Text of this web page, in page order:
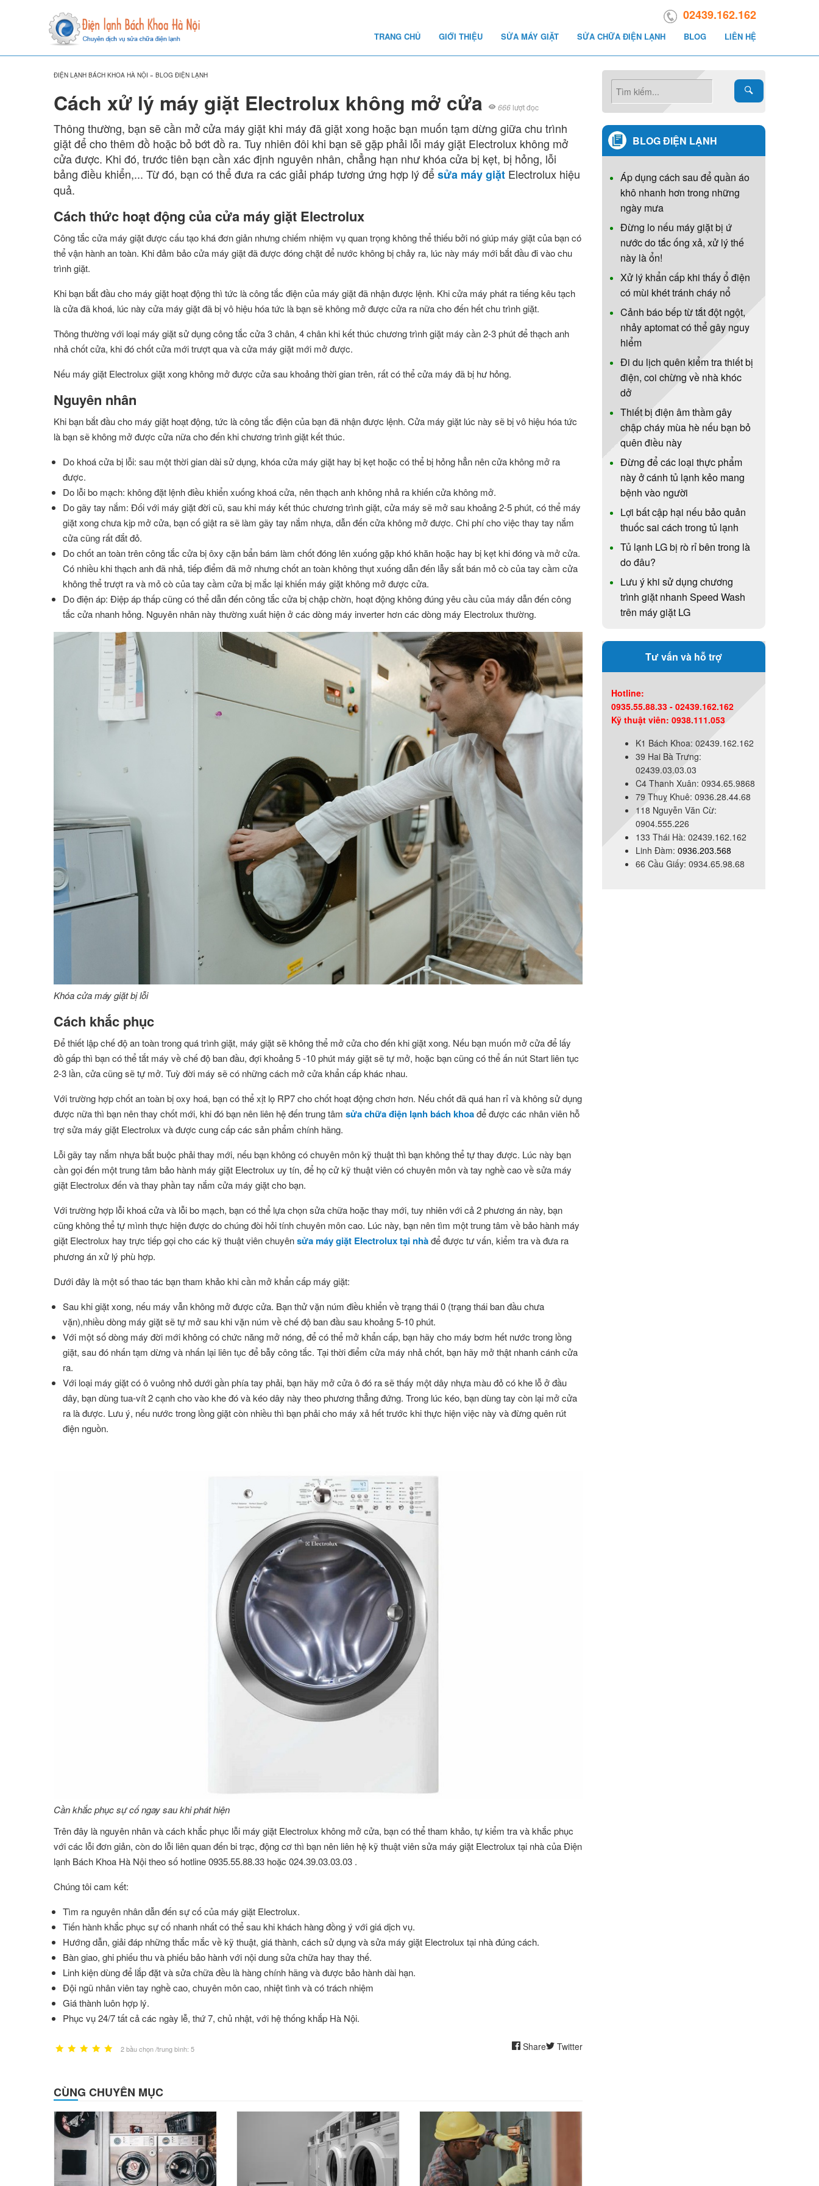
02439.162.162
TRANG CHỦ GIỚI THIỆU SỬA MÁY GIẶT SỬA CHỮA ĐIỆN LẠNH BLOG LIÊN HỆ
ĐIỆN LẠNH BÁCH KHOA HÀ NỘI » BLOG ĐIỆN LẠNH
Cách xử lý máy giặt Electrolux không mở cửa 666 lượt đọc
Thông thường, bạn sẽ cần mở cửa máy giặt khi máy đã giặt xong hoặc bạn muốn tạm dừng giữa chu trình
giặt để cho thêm đồ hoặc bỏ bớt đồ ra. Tuy nhiên đôi khi bạn sẽ gặp phải lỗi máy giặt Electrolux không mở
cửa được. Khi đó, trước tiên bạn cần xác định nguyên nhân, chẳng hạn như khóa cửa bị kẹt, bị hỏng, lỗi
bảng điều khiển,... Từ đó, bạn có thể đưa ra các giải pháp tương ứng hợp lý đểsửa máy giặt Electrolux hiệu
quả.
Cách thức hoạt động của cửa máy giặt Electrolux
Công tắc cửa máy giặt được cấu tạo khá đơn giản nhưng chiếm nhiệm vụ quan trọng không thể thiếu bởi nó giúp máy giặt của bạn có
thể vận hành an toàn. Khi đảm bảo cửa máy giặt đã được đóng chặt để nước không bị chảy ra, lúc này máy mới bắt đầu đi vào chu
trình giặt.
Khi bạn bắt đầu cho máy giặt hoạt động thì tức là công tắc điện của máy giặt đã nhận được lệnh. Khi cửa máy phát ra tiếng kêu tạch
là cửa đã khoá, lúc này cửa máy giặt đã bị vô hiệu hóa tức là bạn sẽ không mở được cửa ra nữa cho đến hết chu trình giặt.
Thông thường với loại máy giặt sử dụng công tắc cửa 3 chân, 4 chân khi kết thúc chương trình giặt máy cần 2-3 phút để thạch anh
nhả chốt cửa, khi đó chốt cửa mới trượt qua và cửa máy giặt mới mở được.
Nếu máy giặt Electrolux giặt xong không mở được cửa sau khoảng thời gian trên, rất có thể cửa máy đã bị hư hỏng.
Nguyên nhân
Khi bạn bắt đầu cho máy giặt hoạt động, tức là công tắc điện của bạn đã nhận được lệnh. Cửa máy giặt lúc này sẽ bị vô hiệu hóa tức
là bạn sẽ không mở được cửa nữa cho đến khi chương trình giặt kết thúc.
Do khoá cửa bị lỗi: sau một thời gian dài sử dụng, khóa cửa máy giặt hay bị kẹt hoặc có thể bị hỏng hẳn nên cửa không mở ra
được.
Do lỗi bo mạch: không đặt lệnh điều khiển xuống khoá cửa, nên thạch anh không nhả ra khiến cửa không mở.
Do gãy tay nắm: Đối với máy giặt đời cũ, sau khi máy kết thúc chương trình giặt, cửa máy sẽ mở sau khoảng 2-5 phút, có thể máy
giặt xong chưa kịp mở cửa, bạn cố giật ra sẽ làm gãy tay nắm nhựa, dẫn đến cửa không mở được. Chi phí cho việc thay tay nắm
cửa cũng rất đắt đỏ.
Do chốt an toàn trên công tắc cửa bị ôxy cặn bẩn bám làm chốt đóng lên xuống gặp khó khăn hoặc hay bị kẹt khi đóng và mở cửa.
Có nhiều khi thạch anh đã nhả, tiếp điểm đã mở nhưng chốt an toàn không thụt xuống dẫn đến lẫy sắt bán mỏ cò của tay cầm cửa
không thể trượt ra và mỏ cò của tay cầm cửa bị mắc lại khiến máy giặt không mở được cửa.
Do điện áp: Điệp áp thấp cũng có thể dẫn đến công tắc cửa bị chập chờn, hoạt động không đúng yêu cầu của máy dẫn đến công
tắc cửa nhanh hỏng. Nguyên nhân này thường xuất hiện ở các dòng máy inverter hơn các dòng máy Electrolux thường.
Khóa cửa máy giặt bị lỗi
Cách khắc phục
Để thiết lập chế độ an toàn trong quá trình giặt, máy giặt sẽ không thể mở cửa cho đến khi giặt xong. Nếu bạn muốn mở cửa để lấy
đồ gấp thì bạn có thể tắt máy về chế độ ban đầu, đợi khoảng 5 -10 phút máy giặt sẽ tự mở, hoặc bạn cũng có thể ấn nút Start liên tục
2-3 lần, cửa cũng sẽ tự mở. Tuỳ đời máy sẽ có những cách mở cửa khẩn cấp khác nhau.
Với trường hợp chốt an toàn bị oxy hoá, bạn có thể xịt lọ RP7 cho chốt hoạt động chơn hơn. Nếu chốt đã quá han rỉ và không sử dụng
được nữa thì bạn nên thay chốt mới, khi đó bạn nên liên hệ đến trung tâm sửa chữa điện lạnh bách khoađể được các nhân viên hỗ
trợ sửa máy giặt Electrolux và được cung cấp các sản phẩm chính hãng.
Lỗi gãy tay nắm nhựa bắt buộc phải thay mới, nếu bạn không có chuyên môn kỹ thuật thì bạn không thể tự thay được. Lúc này bạn
cần gọi đến một trung tâm bảo hành máy giặt Electrolux uy tín, để họ cử kỹ thuật viên có chuyên môn và tay nghề cao về sửa máy
giặt Electrolux đến và thay phần tay nắm cửa máy giặt cho bạn.
Với trường hợp lỗi khoá cửa và lỗi bo mạch, bạn có thể lựa chọn sửa chữa hoặc thay mới, tuy nhiên với cả 2 phương án này, bạn
cũng không thể tự mình thực hiện được do chúng đòi hỏi tính chuyên môn cao. Lúc này, bạn nên tìm một trung tâm về bảo hành máy
giặt Electrolux hay trực tiếp gọi cho các kỹ thuật viên chuyênsửa máy giặt Electrolux tại nhàđể được tư vấn, kiểm tra và đưa ra
phương án xử lý phù hợp.
Dưới đây là một số thao tác bạn tham khảo khi cần mở khẩn cấp máy giặt:
Sau khi giặt xong, nếu máy vẫn không mở được cửa. Bạn thử vặn núm điều khiển về trạng thái 0 (trạng thái ban đầu chưa
vặn),nhiều dòng máy giặt sẽ tự mở sau khi vặn núm về chế độ ban đầu sau khoảng 5-10 phút.
Với một số dòng máy đời mới không có chức năng mở nóng, để có thể mở khẩn cấp, bạn hãy cho máy bơm hết nước trong lồng
giặt, sau đó nhấn tạm dừng và nhấn lại liên tục để bẫy công tắc. Tại thời điểm cửa máy nhả chốt, bạn hãy mở thật nhanh cánh cửa
ra.
Với loại máy giặt có ô vuông nhỏ dưới gần phía tay phải, bạn hãy mở cửa ô đó ra sẽ thấy một dây nhựa màu đỏ có khe lỗ ở đầu
dây, bạn dùng tua-vít 2 cạnh cho vào khe đó và kéo dây này theo phương thẳng đứng. Trong lúc kéo, bạn dùng tay còn lại mở cửa
ra là được. Lưu ý, nếu nước trong lồng giặt còn nhiều thì bạn phải cho máy xả hết trước khi thực hiện việc này và đừng quên rút
điện nguồn.
Cần khắc phục sự cố ngay sau khi phát hiện
Trên đây là nguyên nhân và cách khắc phục lỗi máy giặt Electrolux không mở cửa, bạn có thể tham khảo, tự kiểm tra và khắc phục
với các lỗi đơn giản, còn do lỗi liên quan đến bi trạc, động cơ thì bạn nên liên hệ kỹ thuật viên sửa máy giặt Electrolux tại nhà của Điện
lạnh Bách Khoa Hà Nội theo số hotline0935.55.88.33 hoặc 024.39.03.03.03 .
Chúng tôi cam kết:
Tìm ra nguyên nhân dẫn đến sự cố của máy giặt Electrolux.
Tiến hành khắc phục sự cố nhanh nhất có thể sau khi khách hàng đồng ý với giá dịch vụ.
Hướng dẫn, giải đáp những thắc mắc về kỹ thuật, giá thành, cách sử dụng và sửa máy giặt Electrolux tại nhà đúng cách.
Bàn giao, ghi phiếu thu và phiếu bảo hành với nội dung sửa chữa hay thay thế.
Linh kiện dùng để lắp đặt và sửa chữa đều là hàng chính hãng và được bảo hành dài hạn.
Đội ngũ nhân viên tay nghề cao, chuyên môn cao, nhiệt tình và có trách nhiệm
Giá thành luôn hợp lý.
Phục vụ 24/7 tất cả các ngày lễ, thứ 7, chủ nhật, với hệ thống khắp Hà Nội.
2 bầu chọn /trung bình: 5 Share Twitter
CÙNG CHUYÊN MỤC
BLOG ĐIỆN LẠNH
Áp dụng cách sau để quần áo
khô nhanh hơn trong những
ngày mưa
Đừng lo nếu máy giặt bị ứ
nước do tắc ống xả, xử lý thế
này là ổn!
Xử lý khẩn cấp khi thấy ổ điện
có mùi khét tránh cháy nổ
Cảnh báo bếp từ tắt đột ngột,
nhảy aptomat có thể gây nguy
hiểm
Đi du lịch quên kiểm tra thiết bị
điện, coi chừng về nhà khóc
dở
Thiết bị điện âm thầm gây
chập cháy mùa hè nếu bạn bỏ
quên điều này
Đừng để các loại thực phẩm
này ở cánh tủ lạnh kẻo mang
bệnh vào người
Lợi bất cập hại nếu bảo quản
thuốc sai cách trong tủ lạnh
Tủ lạnh LG bị rò rỉ bên trong là
do đâu?
Lưu ý khi sử dụng chương
trình giặt nhanh Speed Wash
trên máy giặt LG
Tư vấn và hỗ trợ
Hotline:
0935.55.88.33 - 02439.162.162
Kỹ thuật viên: 0938.111.053
K1 Bách Khoa: 02439.162.162
39 Hai Bà Trưng:
02439.03.03.03
C4 Thanh Xuân: 0934.65.9868
79 Thuỵ Khuê: 0936.28.44.68
118 Nguyễn Văn Cừ:
0904.555.226
133 Thái Hà: 02439.162.162
Linh Đàm: 0936.203.568
66 Cầu Giấy: 0934.65.98.68